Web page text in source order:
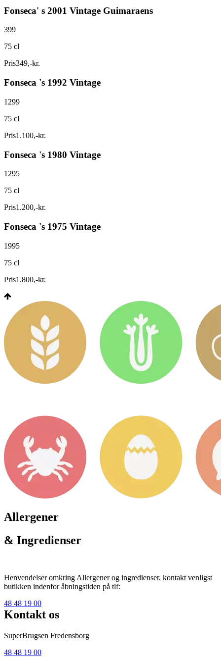
Fonseca' s 2001 Vintage Guimaraens
399
75 cl
Pris349,-kr.
Fonseca 's 1992 Vintage
1299
75 cl
Pris1.100,-kr.
Fonseca 's 1980 Vintage
1295
75 cl
Pris1.200,-kr.
Fonseca 's 1975 Vintage
1995
75 cl
Pris1.800,-kr.
Allergener
& Ingredienser
Henvendelser omkring Allergener og ingredienser, kontakt venligst
butikken indenfor åbningstiden på tlf:
48 48 19 00
Kontakt os
SuperBrugsen Fredensborg
48 48 19 00